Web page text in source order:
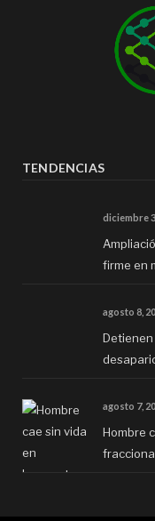
TENDENCIAS
diciembre
firme en
agosto 8,
agosto 7,
Hombre